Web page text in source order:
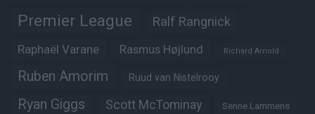
Premier League Ralf Rangnick
Raphaël Varane Rasmus Højlund Richard Arnold
Ruben Amorim Ruud van Nistelrooy
Ryan Giggs Scott McTominay Senne Lammens